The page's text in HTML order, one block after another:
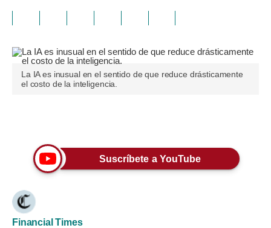
La IA es inusual en el sentido de que reduce drásticamente
el costo de la inteligencia.
Suscríbete a YouTube
Financial Times